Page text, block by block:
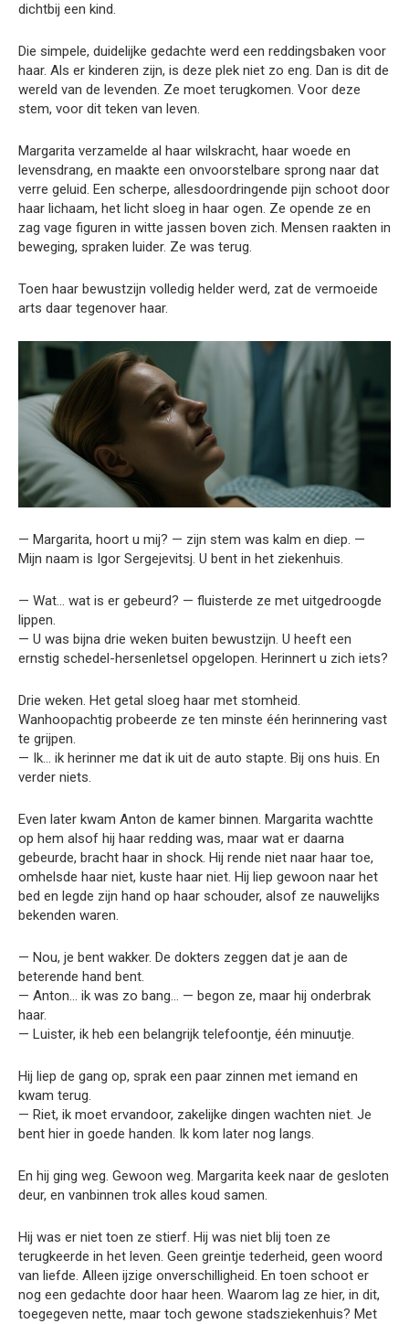
dichtbij een kind.
Die simpele, duidelijke gedachte werd een reddingsbaken voor
haar. Als er kinderen zijn, is deze plek niet zo eng. Dan is dit de
wereld van de levenden. Ze moet terugkomen. Voor deze
stem, voor dit teken van leven.
Margarita verzamelde al haar wilskracht, haar woede en
levensdrang, en maakte een onvoorstelbare sprong naar dat
verre geluid. Een scherpe, allesdoordringende pijn schoot door
haar lichaam, het licht sloeg in haar ogen. Ze opende ze en
zag vage figuren in witte jassen boven zich. Mensen raakten in
beweging, spraken luider. Ze was terug.
Toen haar bewustzijn volledig helder werd, zat de vermoeide
arts daar tegenover haar.
— Margarita, hoort u mij? — zijn stem was kalm en diep. —
Mijn naam is Igor Sergejevitsj. U bent in het ziekenhuis.
— Wat… wat is er gebeurd? — fluisterde ze met uitgedroogde
lippen.
— U was bijna drie weken buiten bewustzijn. U heeft een
ernstig schedel-hersenletsel opgelopen. Herinnert u zich iets?
Drie weken. Het getal sloeg haar met stomheid.
Wanhoopachtig probeerde ze ten minste één herinnering vast
te grijpen.
— Ik… ik herinner me dat ik uit de auto stapte. Bij ons huis. En
verder niets.
Even later kwam Anton de kamer binnen. Margarita wachtte
op hem alsof hij haar redding was, maar wat er daarna
gebeurde, bracht haar in shock. Hij rende niet naar haar toe,
omhelsde haar niet, kuste haar niet. Hij liep gewoon naar het
bed en legde zijn hand op haar schouder, alsof ze nauwelijks
bekenden waren.
— Nou, je bent wakker. De dokters zeggen dat je aan de
beterende hand bent.
— Anton… ik was zo bang… — begon ze, maar hij onderbrak
haar.
— Luister, ik heb een belangrijk telefoontje, één minuutje.
Hij liep de gang op, sprak een paar zinnen met iemand en
kwam terug.
— Riet, ik moet ervandoor, zakelijke dingen wachten niet. Je
bent hier in goede handen. Ik kom later nog langs.
En hij ging weg. Gewoon weg. Margarita keek naar de gesloten
deur, en vanbinnen trok alles koud samen.
Hij was er niet toen ze stierf. Hij was niet blij toen ze
terugkeerde in het leven. Geen greintje tederheid, geen woord
van liefde. Alleen ijzige onverschilligheid. En toen schoot er
nog een gedachte door haar heen. Waarom lag ze hier, in dit,
toegegeven nette, maar toch gewone stadsziekenhuis? Met